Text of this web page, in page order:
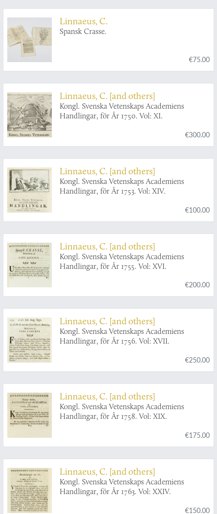
Ombesörjd af Th. M. Fries. [Five papers in the
series: Skrifter af Carl von Linné. Utgifta af
Linnaeus, C.
Spansk Crasse.
€75.00
Linnaeus, C. [and others]
Kongl. Svenska Vetenskaps Academiens
Handlingar, för År 1750. Vol: XI.
€300.00
Linnaeus, C. [and others]
Kongl. Svenska Vetenskaps Academiens
Handlingar, för År 1753. Vol: XIV.
€100.00
Linnaeus, C. [and others]
Kongl. Svenska Vetenskaps Academiens
Handlingar, för År 1755. Vol: XVI.
€200.00
Linnaeus, C. [and others]
Kongl. Svenska Vetenskaps Academiens
Handlingar, för År 1756. Vol: XVII.
€250.00
Linnaeus, C. [and others]
Kongl. Svenska Vetenskaps Academiens
Handlingar, för År 1758. Vol: XIX.
€175.00
Linnaeus, C. [and others]
Kongl. Svenska Vetenskaps Academiens
Handlingar, för År 1763. Vol: XXIV.
€150.00